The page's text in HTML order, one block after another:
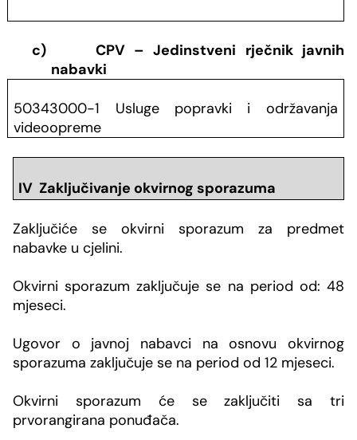
c)
CPV – Jedinstveni rječnik javnih
nabavki
50343000-1 Usluge popravki i održavanja
videoopreme
IV Zaključivanje okvirnog sporazuma
Zaključiće se okvirni sporazum za predmet
nabavke u cjelini.
Okvirni sporazum zaključuje se na period od: 48
mjeseci.
Ugovor o javnoj nabavci na osnovu okvirnog
sporazuma zaključuje se na period od 12 mjeseci.
Okvirni sporazum će se zaključiti sa tri
prvorangirana ponuđača.